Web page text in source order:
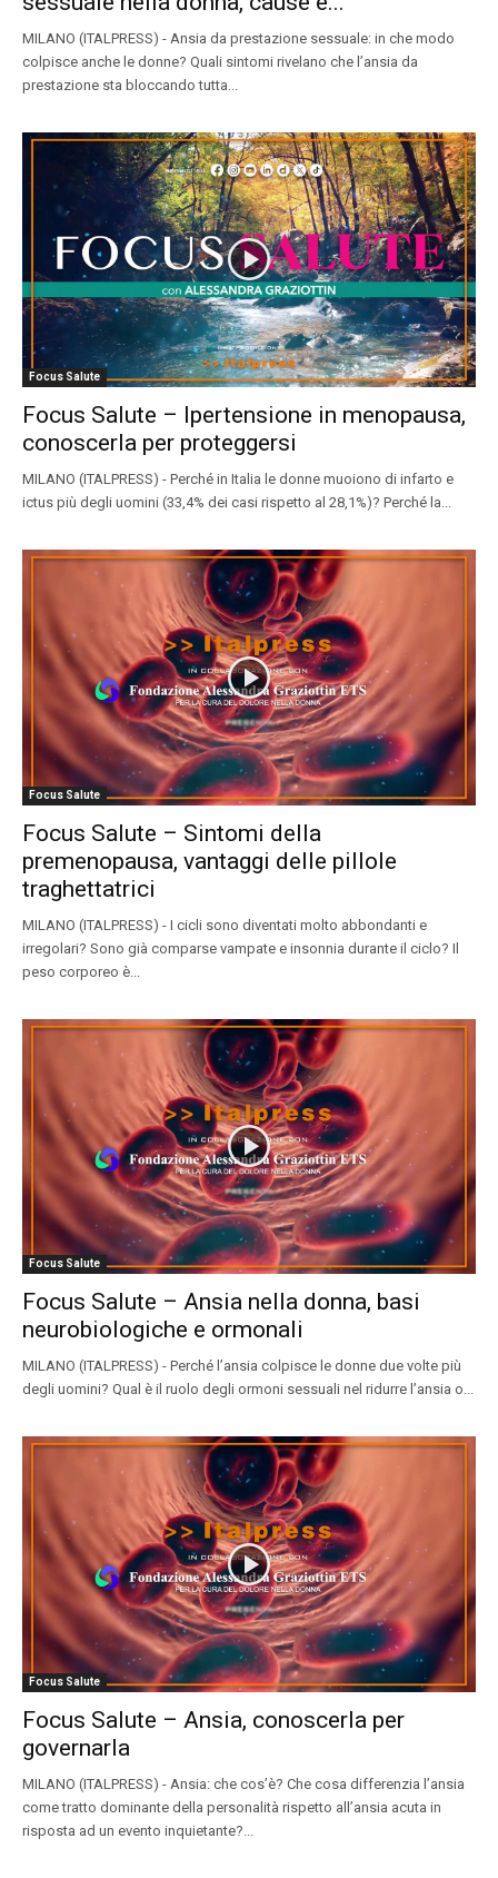
MILANO (ITALPRESS) - Ansia da prestazione sessuale: in che modo
colpisce anche le donne? Quali sintomi rivelano che l’ansia da
prestazione sta bloccando tutta...
Focus Salute
Focus Salute – Ipertensione in menopausa,
conoscerla per proteggersi
MILANO (ITALPRESS) - Perché in Italia le donne muoiono di infarto e
ictus più degli uomini (33,4% dei casi rispetto al 28,1%)? Perché la...
Focus Salute
Focus Salute – Sintomi della
premenopausa, vantaggi delle pillole
traghettatrici
MILANO (ITALPRESS) - I cicli sono diventati molto abbondanti e
irregolari? Sono già comparse vampate e insonnia durante il ciclo? Il
peso corporeo è...
Focus Salute
Focus Salute – Ansia nella donna, basi
neurobiologiche e ormonali
MILANO (ITALPRESS) - Perché l’ansia colpisce le donne due volte più
degli uomini? Qual è il ruolo degli ormoni sessuali nel ridurre l’ansia o...
Focus Salute
Focus Salute – Ansia, conoscerla per
governarla
MILANO (ITALPRESS) - Ansia: che cos’è? Che cosa differenzia l’ansia
come tratto dominante della personalità rispetto all’ansia acuta in
risposta ad un evento inquietante?...